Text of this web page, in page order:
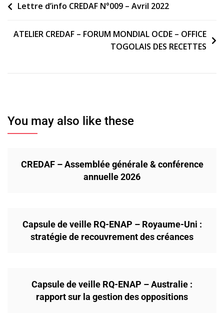
Navigation
l’article
Lettre d’info CREDAF N°009 – Avril 2022
ATELIER CREDAF – FORUM MONDIAL OCDE – OFFICE
TOGOLAIS DES RECETTES
You may also like these
CREDAF – Assemblée générale & conférence
annuelle 2026
Capsule de veille RQ-ENAP – Royaume-Uni :
stratégie de recouvrement des créances
Capsule de veille RQ-ENAP – Australie :
rapport sur la gestion des oppositions